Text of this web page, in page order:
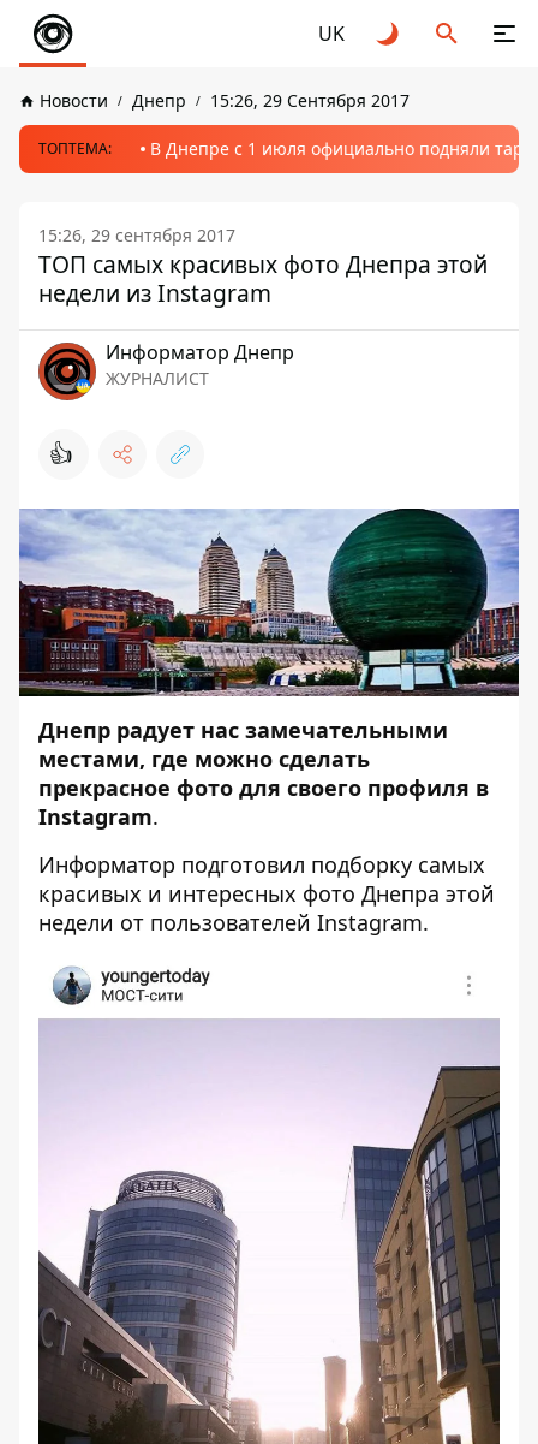
UK
Новости Днепр 15:26, 29 Сентября 2017
ТОПТЕМА: В Днепре с 1 июля официально подняли
15:26, 29 сентября 2017
ТОП самых красивых фото Днепра этой
недели из Instagram
Информатор Днепр
ЖУРНАЛИСТ
👍
Днепр радует нас замечательными
местами, где можно сделать
прекрасное фото для своего профиля в
Instagram.
Информатор подготовил подборку самых
красивых и интересных фото Днепра этой
недели от пользователей Instagram.